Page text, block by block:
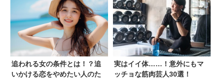
追われる女の条件とは！？追
いかける恋をやめたい人のた
実はイイ体……！意外にもマ
ッチョな筋肉芸人30選！